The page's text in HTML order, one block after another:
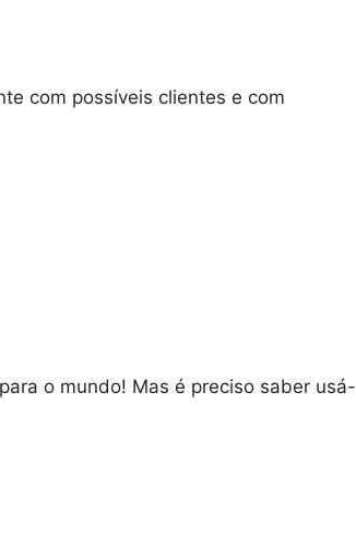
com possíveis clientes e com
o mundo! Mas é preciso saber usá-